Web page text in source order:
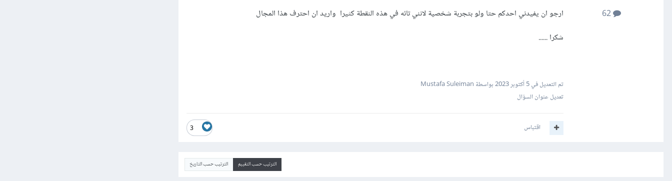
ارجو ان يفيدني احدكم حتا ولو بتجربة شخصية لانني تائه في هذه النقطة كثيرا واريد ان احترف هذا المجال
شكرا ......
تم التعديل في5 أكتوبر 2023
بواسطة Mustafa Suleiman
تعديل عنوان السؤال
3 اقتباس
الترتيب حسب التقييم الترتيب حسب التاريخ